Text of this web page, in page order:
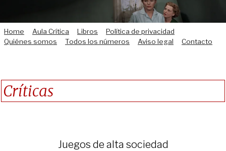
Home Aula Crítica Libros
Política de privacidad
Quiénes somos
Todos los números Aviso legal Contacto
Críticas
Juegos de alta sociedad